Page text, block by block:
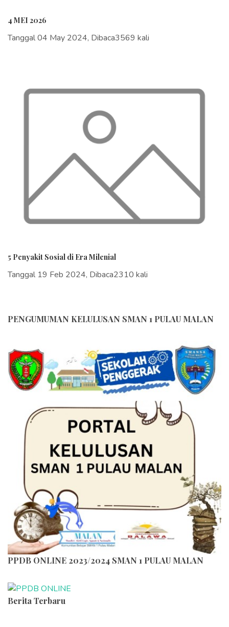
PENGUMUMAN KELULUSAN SMAN 1 PULAU MALAN
PPDB ONLINE 2023/2024 SMAN 1 PULAU MALAN
Berita Terbaru
4 MEI 2026
Tanggal 04 May 2024, Dibaca3569 kali
5 Penyakit Sosial di Era Milenial
Tanggal 19 Feb 2024, Dibaca2310 kali